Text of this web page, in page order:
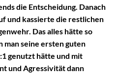
die Entscheidung. Danach
und kassierte die restlichen
Das alles hätte so
man seine ersten guten
genutzt hätte und mit
und Agressivität dann